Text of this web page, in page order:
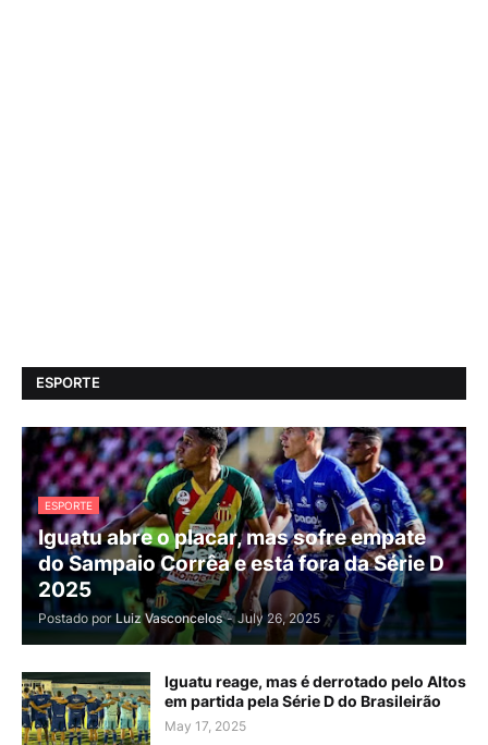
ESPORTE
ESPORTE
Iguatu abre o placar, mas sofre empate
do Sampaio Corrêa e está fora da Série D
2025
Postado por Luiz Vasconcelos - July 26, 2025
Iguatu reage, mas é derrotado pelo Altos
em partida pela Série D do Brasileirão
May 17, 2025